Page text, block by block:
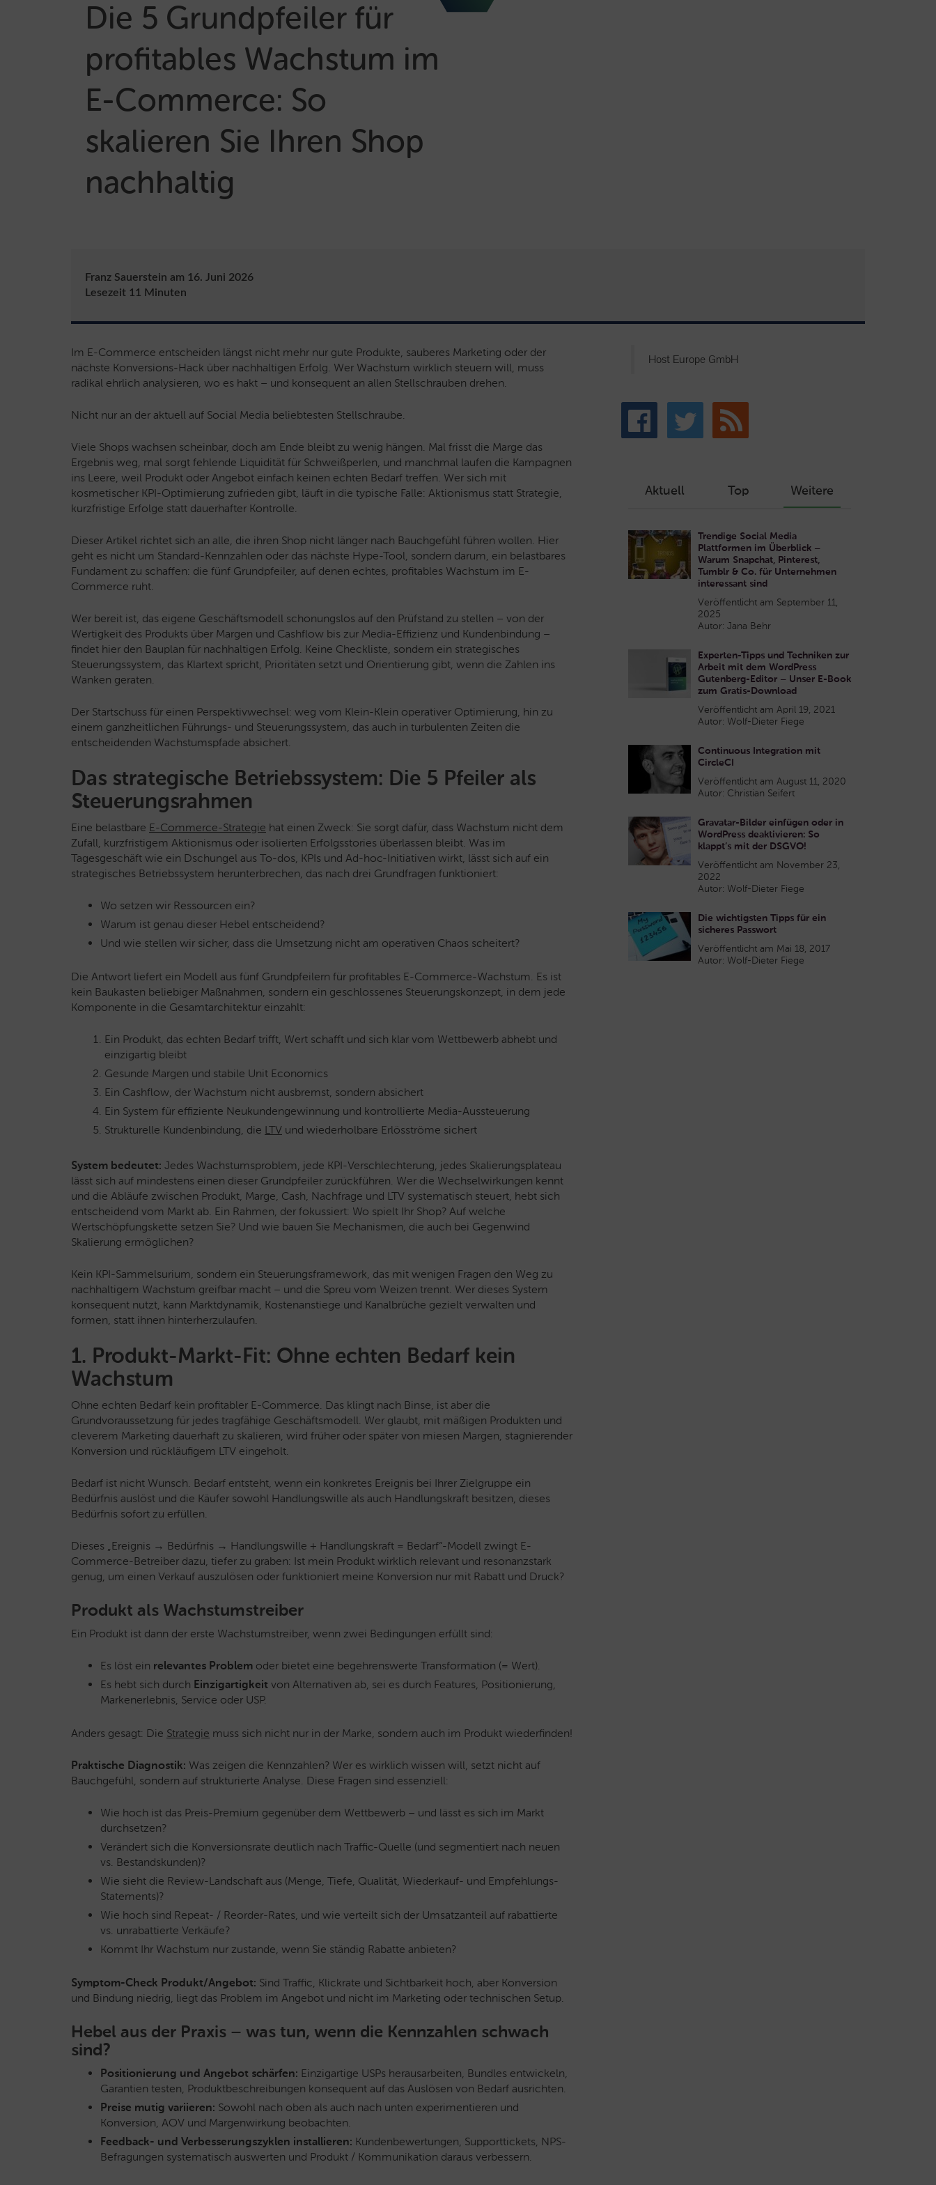
Die 5 Grundpfeiler für
profitables Wachstum im
E-Commerce: So
skalieren Sie Ihren Shop
nachhaltig
Franz Sauerstein am 16. Juni 2026
Lesezeit 11 Minuten
Im E-Commerce entscheiden längst nicht mehr nur gute Produkte, sauberes Marketing oder der
nächste Konversions-Hack über nachhaltigen Erfolg. Wer Wachstum wirklich steuern will, muss
radikal ehrlich analysieren, wo es hakt – und konsequent an allen Stellschrauben drehen.
Nicht nur an der aktuell auf Social Media beliebtesten Stellschraube.
Viele Shops wachsen scheinbar, doch am Ende bleibt zu wenig hängen. Mal frisst die Marge das
Ergebnis weg, mal sorgt fehlende Liquidität für Schweißperlen, und manchmal laufen die Kampagnen
ins Leere, weil Produkt oder Angebot einfach keinen echten Bedarf treffen. Wer sich mit
kosmetischer KPI-Optimierung zufrieden gibt, läuft in die typische Falle: Aktionismus statt Strategie,
kurzfristige Erfolge statt dauerhafter Kontrolle.
Dieser Artikel richtet sich an alle, die ihren Shop nicht länger nach Bauchgefühl führen wollen. Hier
geht es nicht um Standard-Kennzahlen oder das nächste Hype-Tool, sondern darum, ein belastbares
Fundament zu schaffen: die fünf Grundpfeiler, auf denen echtes, profitables Wachstum im E-
Commerce ruht.
Wer bereit ist, das eigene Geschäftsmodell schonungslos auf den Prüfstand zu stellen – von der
Wertigkeit des Produkts über Margen und Cashflow bis zur Media-Effizienz und Kundenbindung –
findet hier den Bauplan für nachhaltigen Erfolg. Keine Checkliste, sondern ein strategisches
Steuerungssystem, das Klartext spricht, Prioritäten setzt und Orientierung gibt, wenn die Zahlen ins
Wanken geraten.
Der Startschuss für einen Perspektivwechsel: weg vom Klein-Klein operativer Optimierung, hin zu
einem ganzheitlichen Führungs- und Steuerungssystem, das auch in turbulenten Zeiten die
entscheidenden Wachstumspfade absichert.
Das strategische Betriebssystem: Die 5 Pfeiler als
Steuerungsrahmen
Eine belastbare E-Commerce-Strategie hat einen Zweck: Sie sorgt dafür, dass Wachstum nicht dem
Zufall, kurzfristigem Aktionismus oder isolierten Erfolgsstories überlassen bleibt. Was im
Tagesgeschäft wie ein Dschungel aus To-dos, KPIs und Ad-hoc-Initiativen wirkt, lässt sich auf ein
strategisches Betriebssystem herunterbrechen, das nach drei Grundfragen funktioniert:
Wo setzen wir Ressourcen ein?
Warum ist genau dieser Hebel entscheidend?
Und wie stellen wir sicher, dass die Umsetzung nicht am operativen Chaos scheitert?
Die Antwort liefert ein Modell aus fünf Grundpfeilern für profitables E-Commerce-Wachstum. Es ist
kein Baukasten beliebiger Maßnahmen, sondern ein geschlossenes Steuerungskonzept, in dem jede
Komponente in die Gesamtarchitektur einzahlt:
Ein Produkt, das echten Bedarf trifft, Wert schafft und sich klar vom Wettbewerb abhebt und
einzigartig bleibt
Gesunde Margen und stabile Unit Economics
Ein Cashflow, der Wachstum nicht ausbremst, sondern absichert
Ein System für effiziente Neukundengewinnung und kontrollierte Media-Aussteuerung
Strukturelle Kundenbindung, die LTV und wiederholbare Erlösströme sichert
System bedeutet: Jedes Wachstumsproblem, jede KPI-Verschlechterung, jedes Skalierungsplateau
lässt sich auf mindestens einen dieser Grundpfeiler zurückführen. Wer die Wechselwirkungen kennt
und die Abläufe zwischen Produkt, Marge, Cash, Nachfrage und LTV systematisch steuert, hebt sich
entscheidend vom Markt ab. Ein Rahmen, der fokussiert: Wo spielt Ihr Shop? Auf welche
Wertschöpfungskette setzen Sie? Und wie bauen Sie Mechanismen, die auch bei Gegenwind
Skalierung ermöglichen?
Kein KPI-Sammelsurium, sondern ein Steuerungsframework, das mit wenigen Fragen den Weg zu
nachhaltigem Wachstum greifbar macht – und die Spreu vom Weizen trennt. Wer dieses System
konsequent nutzt, kann Marktdynamik, Kostenanstiege und Kanalbrüche gezielt verwalten und
formen, statt ihnen hinterherzulaufen.
1. Produkt-Markt-Fit: Ohne echten Bedarf kein
Wachstum
Ohne echten Bedarf kein profitabler E-Commerce. Das klingt nach Binse, ist aber die
Grundvoraussetzung für jedes tragfähige Geschäftsmodell. Wer glaubt, mit mäßigen Produkten und
cleverem Marketing dauerhaft zu skalieren, wird früher oder später von miesen Margen, stagnierender
Konversion und rückläufigem LTV eingeholt.
Bedarf ist nicht Wunsch. Bedarf entsteht, wenn ein konkretes Ereignis bei Ihrer Zielgruppe ein
Bedürfnis auslöst und die Käufer sowohl Handlungswille als auch Handlungskraft besitzen, dieses
Bedürfnis sofort zu erfüllen.
Dieses „Ereignis → Bedürfnis → Handlungswille + Handlungskraft = Bedarf“-Modell zwingt E-
Commerce-Betreiber dazu, tiefer zu graben: Ist mein Produkt wirklich relevant und resonanzstark
genug, um einen Verkauf auszulösen oder funktioniert meine Konversion nur mit Rabatt und Druck?
Produkt als Wachstumstreiber
Ein Produkt ist dann der erste Wachstumstreiber, wenn zwei Bedingungen erfüllt sind:
Es löst ein relevantes Problem oder bietet eine begehrenswerte Transformation (= Wert).
Es hebt sich durch Einzigartigkeit von Alternativen ab, sei es durch Features, Positionierung,
Markenerlebnis, Service oder USP.
Anders gesagt: Die Strategie muss sich nicht nur in der Marke, sondern auch im Produkt wiederfinden!
Praktische Diagnostik: Was zeigen die Kennzahlen? Wer es wirklich wissen will, setzt nicht auf
Bauchgefühl, sondern auf strukturierte Analyse. Diese Fragen sind essenziell:
Wie hoch ist das Preis-Premium gegenüber dem Wettbewerb – und lässt es sich im Markt
durchsetzen?
Verändert sich die Konversionsrate deutlich nach Traffic-Quelle (und segmentiert nach neuen
vs. Bestandskunden)?
Wie sieht die Review-Landschaft aus (Menge, Tiefe, Qualität, Wiederkauf- und Empfehlungs-
Statements)?
Wie hoch sind Repeat- / Reorder-Rates, und wie verteilt sich der Umsatzanteil auf rabattierte
vs. unrabattierte Verkäufe?
Kommt Ihr Wachstum nur zustande, wenn Sie ständig Rabatte anbieten?
Symptom-Check Produkt/Angebot: Sind Traffic, Klickrate und Sichtbarkeit hoch, aber Konversion
und Bindung niedrig, liegt das Problem im Angebot und nicht im Marketing oder technischen Setup.
Hebel aus der Praxis – was tun, wenn die Kennzahlen schwach
sind?
Positionierung und Angebot schärfen: Einzigartige USPs herausarbeiten, Bundles entwickeln,
Garantien testen, Produktbeschreibungen konsequent auf das Auslösen von Bedarf ausrichten.
Preise mutig variieren: Sowohl nach oben als auch nach unten experimentieren und
Konversion, AOV und Margenwirkung beobachten.
Feedback- und Verbesserungszyklen installieren: Kundenbewertungen, Supporttickets, NPS-
Befragungen systematisch auswerten und Produkt / Kommunikation daraus verbessern.
Host Europe GmbH
Aktuell Top Weitere
Trendige Social Media
Plattformen im Überblick –
Warum Snapchat, Pinterest,
Tumblr & Co. für Unternehmen
interessant sind
Veröffentlicht am September 11,
2025
Autor: Jana Behr
Experten-Tipps und Techniken zur
Arbeit mit dem WordPress
Gutenberg-Editor – Unser E-Book
zum Gratis-Download
Veröffentlicht am April 19, 2021
Autor: Wolf-Dieter Fiege
Continuous Integration mit
CircleCI
Veröffentlicht am August 11, 2020
Autor: Christian Seifert
Gravatar-Bilder einfügen oder in
WordPress deaktivieren: So
klappt’s mit der DSGVO!
Veröffentlicht am November 23,
2022
Autor: Wolf-Dieter Fiege
Die wichtigsten Tipps für ein
sicheres Passwort
Veröffentlicht am Mai 18, 2017
Autor: Wolf-Dieter Fiege